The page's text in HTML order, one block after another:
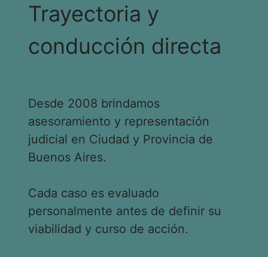
Trayectoria y
conducción directa
Desde 2008 brindamos
asesoramiento y representación
judicial en Ciudad y Provincia de
Buenos Aires.
Cada caso es evaluado
personalmente antes de definir su
viabilidad y curso de acción.